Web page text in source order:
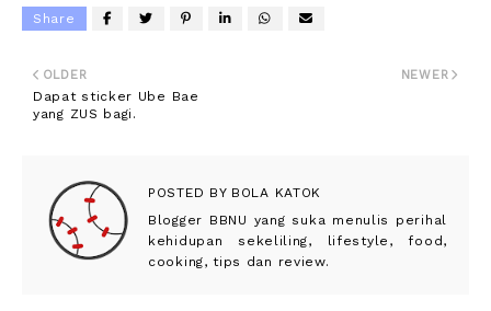
Share
NEWER
OLDER
Dapat sticker Ube Bae
yang ZUS bagi.
POSTED BYBOLA KATOK
Blogger BBNU yang suka menulis perihal
kehidupan sekeliling, lifestyle, food,
cooking, tips dan review.